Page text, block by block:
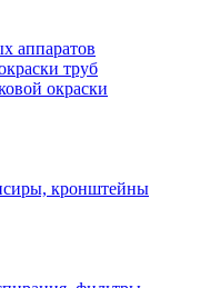
аппаратов
труб
окраски
кронштейны